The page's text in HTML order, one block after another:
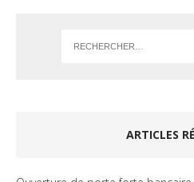
ARTICLES